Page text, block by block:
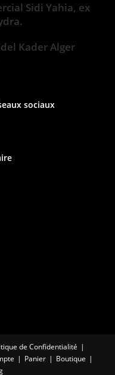
Sidi Yahia, ex
Kader Alger
sociaux
de Confidentialité
Panier
Boutique